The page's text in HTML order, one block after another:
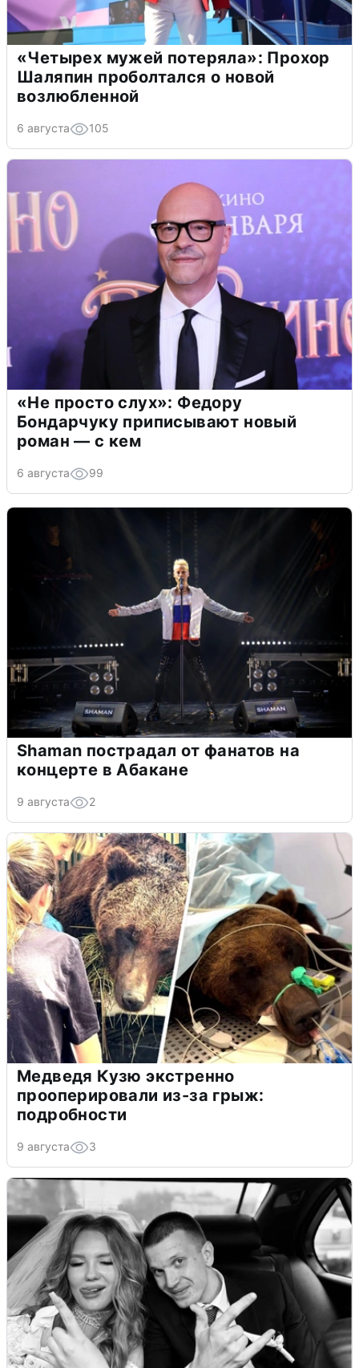
«Четырех мужей потеряла»: Прохор
Шаляпин проболтался о новой
возлюбленной
6 августа 105
«Не просто слух»: Федору
Бондарчуку приписывают новый
роман — с кем
6 августа 99
Shaman пострадал от фанатов на
концерте в Абакане
9 августа 2
Медведя Кузю экстренно
прооперировали из-за грыж:
подробности
9 августа 3